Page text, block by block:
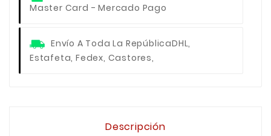
Master Card - Mercado Pago
Envío A Toda La RepúblicaDHL,
Estafeta, Fedex, Castores,
Descripción